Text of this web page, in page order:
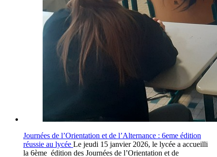
Journées de l’Orientation et de l’Alternance : 6eme édition
réussie au lycée Le jeudi 15 janvier 2026, le lycée a accueilli
la 6ème édition des Journées de l’Orientation et de